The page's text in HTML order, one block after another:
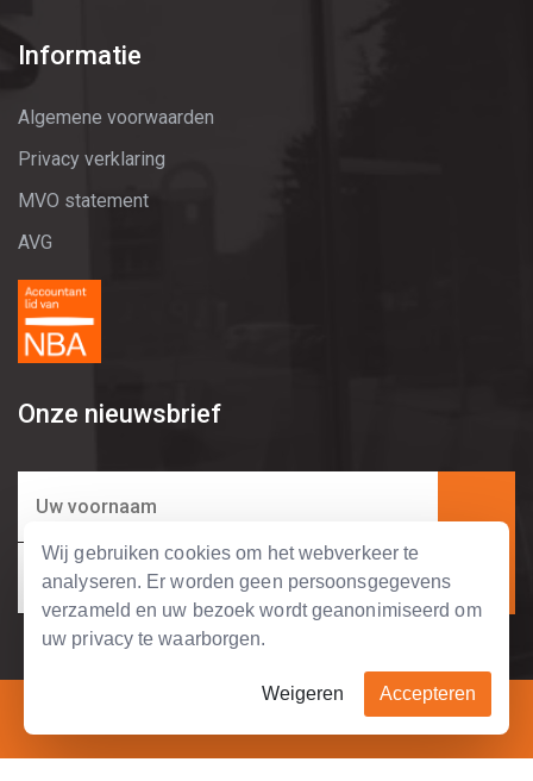
Wij gebruiken cookies om het webverkeer te
analyseren. Er worden geen persoonsgegevens
verzameld en uw bezoek wordt geanonimiseerd om
uw privacy te waarborgen.
Weigeren Accepteren
Informatie
Algemene voorwaarden
Privacy verklaring
MVO statement
AVG
Onze nieuwsbrief
Copyright © 2004 - 2026 Tripolis Business Support.